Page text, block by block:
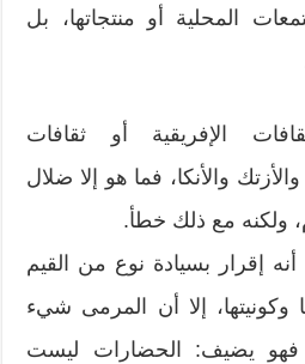
المحلية أو منتجاتها، بل
الإفريقية أو ثقافات
والأنكا، فما هو إلا ضلال
ولكنه مع ذلك خطأ.
إقرار بسيادة نوع من القيم
وكونيتها، إلا أن المرمى شيء
فهو يضيف: الحضارات ليست